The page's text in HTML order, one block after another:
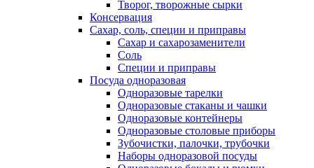
Творог, творожные сырки
Консервация
Сахар, соль, специи и приправы
Сахар и сахарозаменители
Соль
Специи и приправы
Посуда одноразовая
Одноразовые тарелки
Одноразовые стаканы и чашки
Одноразовые контейнеры
Одноразовые столовые приборы
Зубочистки, палочки, трубочки
Наборы одноразовой посуды